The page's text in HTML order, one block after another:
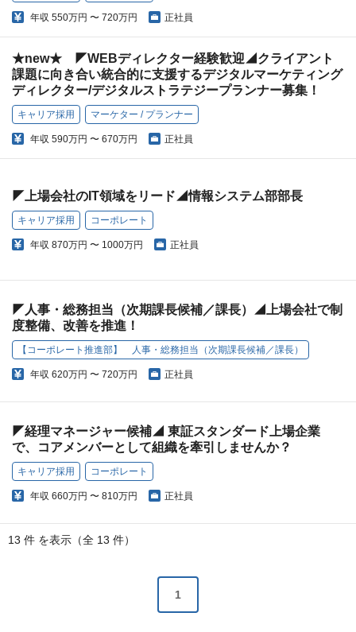
年収 550万円 〜 720万円 正社員
★new★ ◤WEBディレクター経験歓迎◢クライアント
課題に向き合い統合的に支援するデジタルマーケティング
ディレクター/デジタルストラテジープランナー募集！
キャリア採用 マーケター / プランナー
年収 590万円 〜 670万円 正社員
◤上場会社のIT領域をリード◢情報システム部部長
キャリア採用 コーポレート
年収 870万円 〜 1000万円 正社員
◤人事・総務担当（次期課長候補／課長）◢上場会社で制
度整備、改善を推進！
【コーポレート推進部】 人事・総務担当（次期課長候補／課長）
年収 620万円 〜 720万円 正社員
◤経理マネージャー候補◢ 東証スタンダード上場企業
で、コアメンバーとして組織を牽引しませんか？
キャリア採用 コーポレート
年収 660万円 〜 810万円 正社員
13 件 を表示（全 13 件）
1